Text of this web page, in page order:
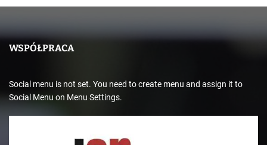
WSPÓŁPRACA
Social menu is not set. You need to create menu and assign it to
Social Menu on Menu Settings.